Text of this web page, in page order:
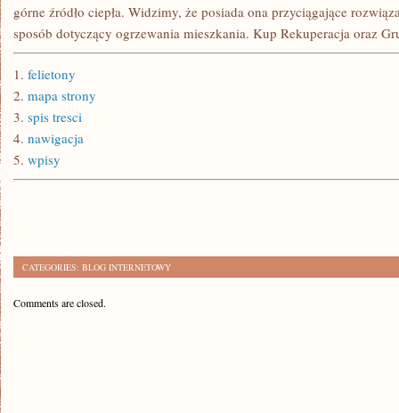
górne źródło ciepła. Widzimy, że posiada ona przyciągające
sposób dotyczący ogrzewania mieszkania. Kup Rekuperacja oraz
1. felietony
2. mapa strony
3. spis tresci
4. nawigacja
5. wpisy
CATEGORIES: BLOG INTERNETOWY
Comments are closed.